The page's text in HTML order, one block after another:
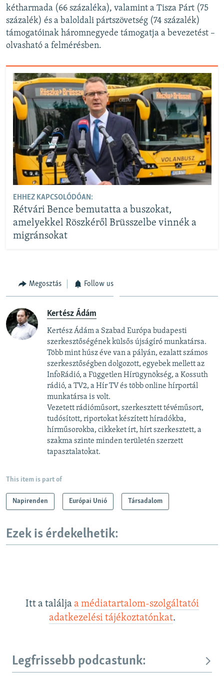
kétharmada (66 százaléka), valamint a Tisza Párt (75
százalék) és a baloldali pártszövetség (74 százalék)
támogatóinak háromnegyede támogatja a bevezetést –
olvasható a felmérésben.
EHHEZ KAPCSOLÓDÓAN:
Rétvári Bence bemutatta a buszokat,
amelyekkel Röszkéről Brüsszelbe vinnék a
migránsokat
Megosztás Follow us
Kertész Ádám
Kertész Ádám a Szabad Európa budapesti
szerkesztőségének külsős újságíró munkatársa.
Több mint húsz éve van a pályán, ezalatt számos
szerkesztőségben dolgozott, egyebek mellett az
InfoRádió, a Független Hírügynökség, a Kossuth
rádió, a TV2, a Hír TV és több online hírportál
munkatársa is volt.
Vezetett rádióműsort, szerkesztett tévéműsort,
tudósított, riportokat készített híradókba,
hírműsorokba, cikkeket írt, hírt szerkesztett, a
szakma szinte minden területén szerzett
tapasztalatokat.
This item is part of
Napirenden Európai Unió Társadalom
Ezek is érdekelhetik:
Itt a találja a médiatartalom-szolgáltatói
adatkezelési tájékoztatónkat.
Legfrissebb podcastunk: